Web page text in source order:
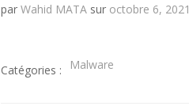
par Wahid MATA sur octobre 6, 2021
Catégories : Malware